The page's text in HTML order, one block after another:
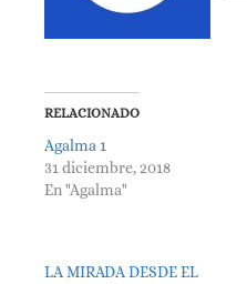
RELACIONADO
Agalma 1
31 diciembre, 2018
En "Agalma"
LA MIRADA DESDE EL